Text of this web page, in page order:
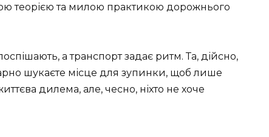
теорією та милою практикою дорожнього
а транспорт задає ритм. Та, дійсно,
шукаєте місце для зупинки, щоб лише
дилема, але, чесно, ніхто не хоче